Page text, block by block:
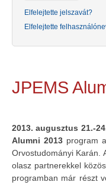
Elfelejtette jelszavát?
Elfelejtette
JPEMS
2013. augusztus 21.-
Alumni 2013program a
Orvostudományi Karán.
olasz partnerekkel
programban már részt